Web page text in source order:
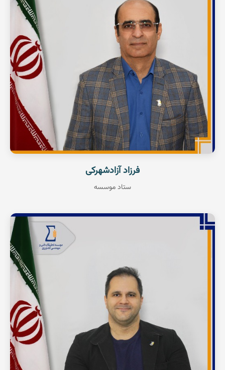
دکترای مکانیک بیوسیستم (فیزیولوژی و فناوری پس از برداشت
محصولات باغبانی)
عضو هیات علمی
مشاهده رزومه
فرزاد آزادشهرکی
ستاد موسسه